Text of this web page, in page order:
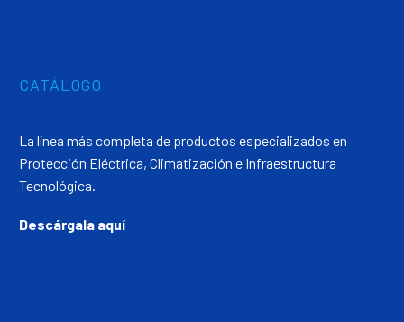
CATÁLOGO
La línea más completa de productos especializados en
Protección Eléctrica, Climatización e Infraestructura
Tecnológica.
Descárgala aquí